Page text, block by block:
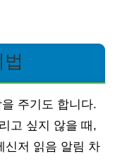
주기도 합니다.
고 싶지 않을 때,
신저 읽음 알림 차